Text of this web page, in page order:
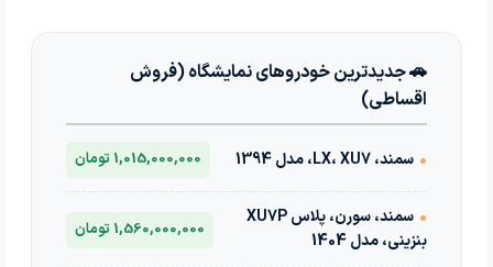
🚗 جدیدترین خودروهای نمایشگاه (فروش
اقساطی)
• سمند، LX، XU7، مدل 1394 1,015,000,000 تومان
•
سمند، سورن، پلاس XU7P
بنزینی، مدل 1404
1,560,000,000 تومان